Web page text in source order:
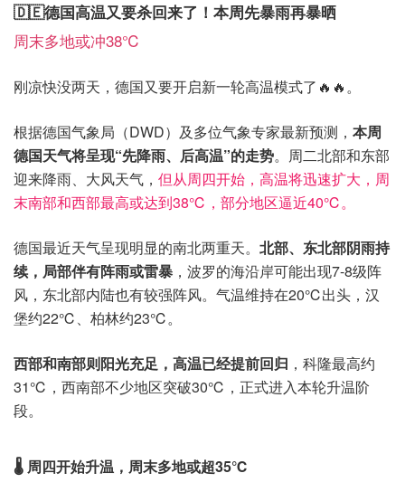
🇩🇪德国高温又要杀回来了！本周先暴雨再暴晒
周末多地或冲38℃
刚凉快没两天，德国又要开启新一轮高温模式了🔥🔥。
根据德国气象局（DWD）及多位气象专家最新预测， 本周
德国天气将呈现“先降雨、后高温”的走势。周二北部和东部
迎来降雨、大风天气， 但从周四开始，高温将迅速扩大，周
末南部和西部最高或达到38℃，部分地区逼近40℃。
德国最近天气呈现明显的南北两重天。 北部、东北部阴雨持
续，局部伴有阵雨或雷暴 ，波罗的海沿岸可能出现7-8级阵
风，东北部内陆也有较强阵风。气温维持在20℃出头，汉
堡约22℃、柏林约23℃。
西部和南部则阳光充足，高温已经提前回归 ，科隆最高约
31℃，西南部不少地区突破30℃，正式进入本轮升温阶
段。
🌡 周四开始升温，周末多地或超35℃